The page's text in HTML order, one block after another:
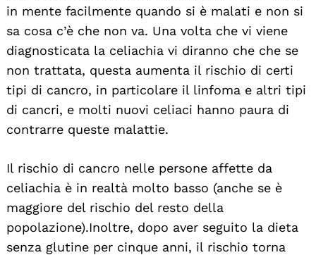
in mente facilmente quando si è malati e non si
sa cosa c’è che non va. Una volta che vi viene
diagnosticata la celiachia vi diranno che che se
non trattata, questa aumenta il rischio di certi
tipi di cancro, in particolare il linfoma e altri tipi
di cancri, e molti nuovi celiaci hanno paura di
contrarre queste malattie.
Il rischio di cancro nelle persone affette da
celiachia è in realtà molto basso (anche se è
maggiore del rischio del resto della
popolazione). Inoltre, dopo aver seguito la dieta
senza glutine per cinque anni, il rischio torna